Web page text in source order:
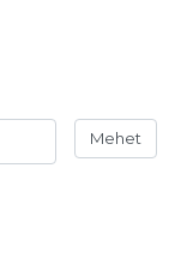
Mehet